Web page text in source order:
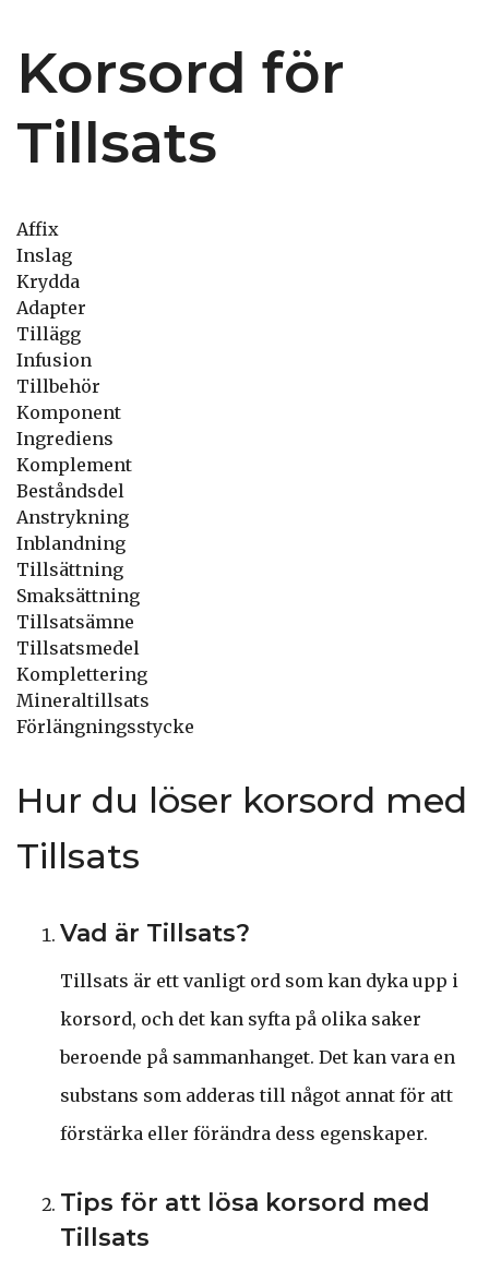
Korsord för
Tillsats
Affix
Inslag
Krydda
Adapter
Tillägg
Infusion
Tillbehör
Komponent
Ingrediens
Komplement
Beståndsdel
Anstrykning
Inblandning
Tillsättning
Smaksättning
Tillsatsämne
Tillsatsmedel
Komplettering
Mineraltillsats
Förlängningsstycke
Hur du löser korsord med
Tillsats
Vad är Tillsats?
Tillsats är ett vanligt ord som kan dyka upp i
korsord, och det kan syfta på olika saker
beroende på sammanhanget. Det kan vara en
substans som adderas till något annat för att
förstärka eller förändra dess egenskaper.
Tips för att lösa korsord med
Tillsats